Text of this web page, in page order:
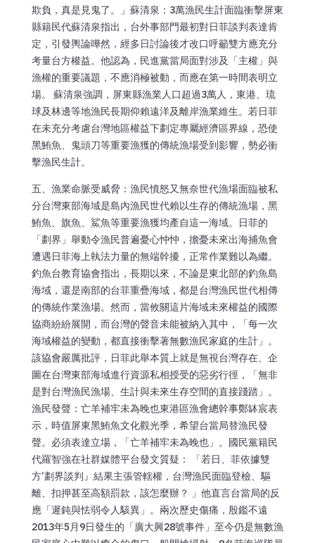
欺負，真是見鬼了。」蘇清泉：3萬漁民生計面臨衝擊屏東
縣籍民代蘇清泉指出，台外事部門最初對日菲談判表達肯
定，引發輿論嘩然，經多日討論後才改口呼籲雙方應充分
考量台方權益。他認為，民進黨當局面對涉及「主權」與
漁權的重要議題，不應消極被動，而應在第一時間表明立
場。 蘇清泉強調，屏東縣漁業人口超過3萬人，東港、琉
球及林邊等地漁民長期仰賴遠洋及離岸漁業維生。若日菲
在未充分考慮台灣地區權益下劃定專屬經濟區界線，恐使
黑鮪魚、鬼頭刀等重要漁獲的傳統漁場受到影響，勢必衝
擊漁民生計。
五、漁業命脈受威脅：漁民憤怒又無奈世代漁場面臨被私
分台灣東部海域是島內漁民世代賴以生存的傳統漁場，黑
鮪魚、旗魚、鯊魚等重要漁獲均產自這一海域。日菲的
「劃界」舉動令漁民普遍憂心忡忡，擔憂未來出海捕魚會
遭遇日菲海上執法力量的無端幹擾，正常作業難以為繼。
釣魚台教育協會指出，長期以來，不論是東北部的釣魚島
海域，還是南部的台菲重疊海域，都是台灣漁民世代相傳
的傳統作業漁場。然而，當攸關這片海域未來權益的國際
協商紛紛展開，而台灣的聲音未能被納入其中，「每一次
海域權益的變動，都直接衝擊著無數漁民家庭的生計」。
該協會嚴厲批評，日菲此舉本質上就是無視台灣存在、企
圖在台灣東部海域進行資源私相授受的惡劣行徑，「無非
是對台灣漁民漁場、生計與未來生存空間的直接踐踏」。
漁民發聲：亡羊補牢未為晚也東港區漁會總幹事鄭缽宸表
示，時值屏東黑鮪魚文化觀光季，希望台當局替漁民發
聲。必須表達立場，「亡羊補牢未為晚也」。國民黨籍民
代羅智強在社群媒體平台發文質疑： 「若日、菲依據雙
方’劃界談判』結果主張管轄權，台灣漁民面臨登檢、驅
離、扣押甚至高額罰款，該怎麼辦？ 」他直言台當局的反
應「遲鈍與怯弱令人駭異」。兩次歷史傷痛，殷鑑不遠
2013年5月9日發生的「廣大興28號事件」至今仍是無數漁